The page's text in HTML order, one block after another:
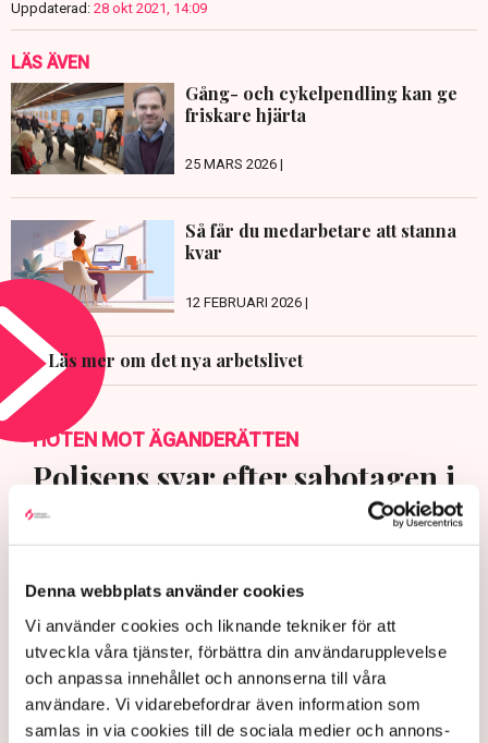
Denna webbplats använder cookies
Vi använder cookies och liknande tekniker för att
utveckla våra tjänster, förbättra din användarupplevelse
och anpassa innehållet och annonserna till våra
användare. Vi vidarebefordrar även information som
samlas in via cookies till de sociala medier och annons-
Uppdaterad: 28 okt 2021, 14:09
LÄS ÄVEN
Gång- och cykelpendling kan ge
friskare hjärta
25 MARS 2026 |
Så får du medarbetare att stanna
kvar
12 FEBRUARI 2026 |
Läs mer om det nya arbetslivet
HOTEN MOT ÄGANDERÄTTEN
Polisens svar efter sabotagen i
Grimsås: ”Flera har gripits
och avlägsnats”